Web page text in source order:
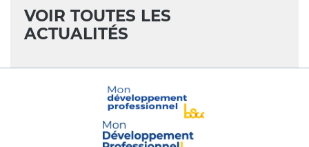
VOIR TOUTES LES
ACTUALITÉS